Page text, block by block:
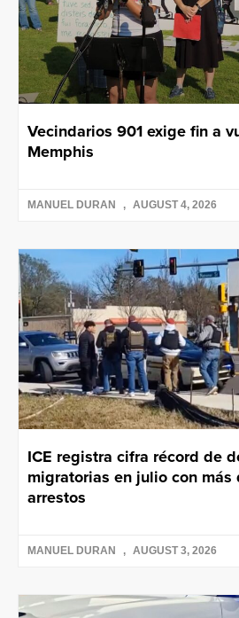
Vecindarios 901 exige fin a
Memphis
MANUEL DURAN AUGUST 4, 2026
ICE registra cifra récord de
migratorias en julio con
arrestos
MANUEL DURAN AUGUST 3, 2026